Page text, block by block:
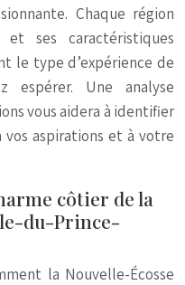
Chaque région
ses caractéristiques
le type d’expérience de
espérer. Une analyse
vous aidera à identifier
aspirations et à votre
côtier de la
du-Prince-
la Nouvelle-Écosse